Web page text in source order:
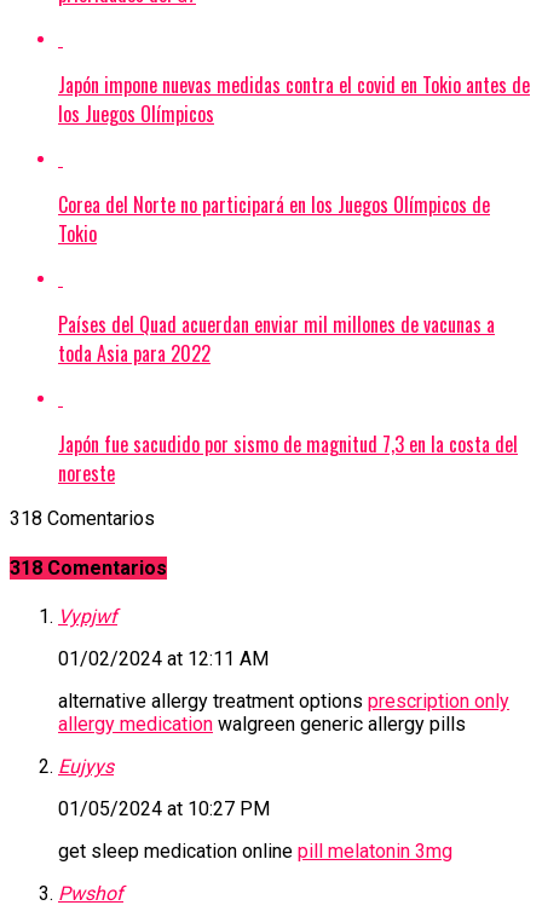
Japón impone nuevas medidas contra el covid en Tokio antes de
los Juegos Olímpicos
Corea del Norte no participará en los Juegos Olímpicos de
Tokio
Países del Quad acuerdan enviar mil millones de vacunas a
toda Asia para 2022
Japón fue sacudido por sismo de magnitud 7,3 en la costa del
noreste
318 Comentarios
318 Comentarios
Vypjwf
01/02/2024 at 12:11 AM
alternative allergy treatment options prescription only
allergy medication walgreen generic allergy pills
Eujyys
01/05/2024 at 10:27 PM
get sleep medication online pill melatonin 3mg
Pwshof